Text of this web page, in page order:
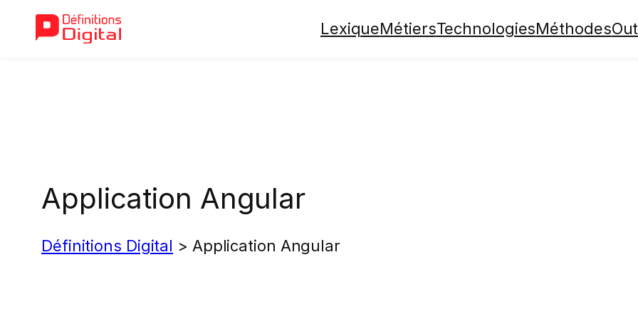
LexiqueMétiersTechnologiesMéthodes
Application Angular
Définitions Digital > Application Angular